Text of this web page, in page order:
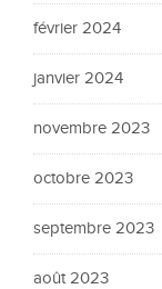
février 2024
janvier 2024
novembre 2023
octobre 2023
septembre 2023
août 2023